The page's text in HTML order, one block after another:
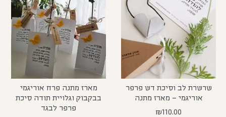
שרשרת לב וסיכת דש פרפר
אוריגמי – מארז מתנה
₪110.00
מארז מתנה פרח אוריגמי
בבקבוק וגלויית תודה סיכת
פרפר לבגד